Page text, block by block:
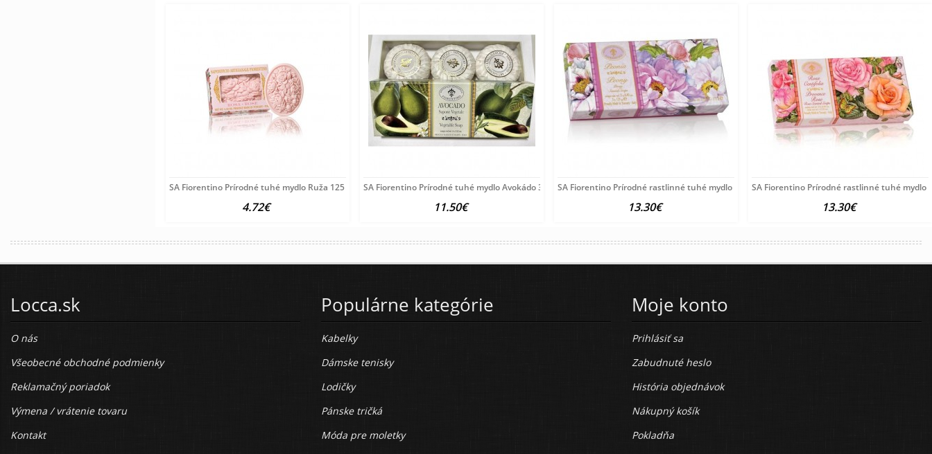
SA Fiorentino Prírodné tuhé mydlo Ruža 125 g
4.72€
SA Fiorentino Prírodné tuhé mydlo Avokádo 3x100 g
11.50€
SA Fiorentino Prírodné rastlinné tuhé mydlo Pivónia 3x125
13.30€
SA Fiorentino Prírodné rastlinné tuhé mydlo
13.30€
Locca.sk
O nás
Všeobecné obchodné podmienky
Reklamačný poriadok
Výmena / vrátenie tovaru
Kontakt
Populárne kategórie
Kabelky
Dámske tenisky
Lodičky
Pánske tričká
Móda pre moletky
Moje konto
Prihlásiť sa
Zabudnuté heslo
História objednávok
Nákupný košík
Pokladňa